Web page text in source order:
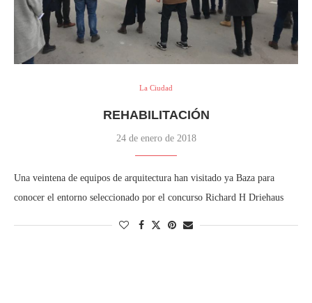
La Ciudad
REHABILITACIÓN
24 de enero de 2018
Una veintena de equipos de arquitectura han visitado ya Baza para
conocer el entorno seleccionado por el concurso Richard H Driehaus